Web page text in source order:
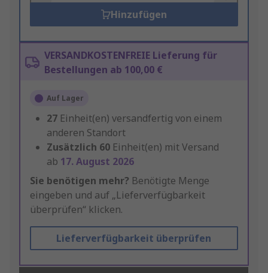
Hinzufügen
VERSANDKOSTENFREIE Lieferung für
Bestellungen ab 100,00 €
Auf Lager
27 Einheit(en) versandfertig von einem
anderen Standort
Zusätzlich 60 Einheit(en) mit Versand
ab 17. August 2026
Sie benötigen mehr? Benötigte Menge
eingeben und auf „Lieferverfügbarkeit
überprüfen“ klicken.
Lieferverfügbarkeit überprüfen